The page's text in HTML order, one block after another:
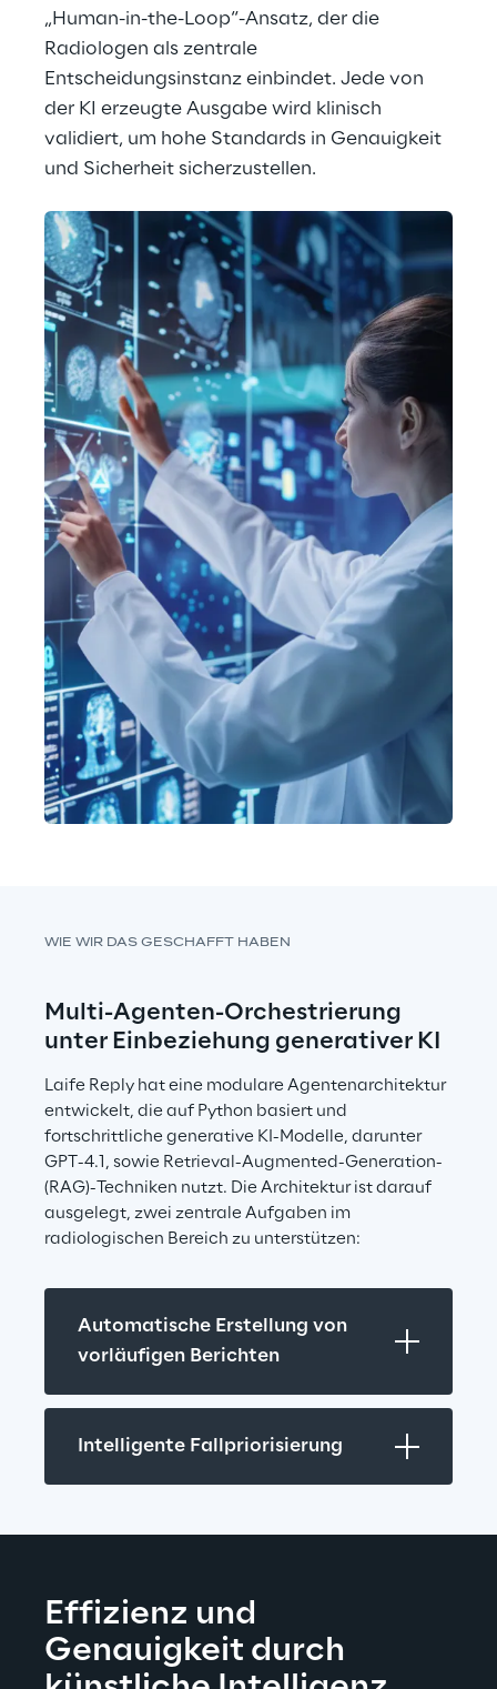
„Human-in-the-Loop“-Ansatz, der die
Radiologen als zentrale
Entscheidungsinstanz einbindet. Jede von
der KI erzeugte Ausgabe wird klinisch
validiert, um hohe Standards in Genauigkeit
und Sicherheit sicherzustellen.
WIE WIR DAS GESCHAFFT HABEN
Multi-Agenten-Orchestrierung
unter Einbeziehung generativer KI
Laife Reply hat eine modulare Agentenarchitektur
entwickelt, die auf Python basiert und
fortschrittliche generative KI-Modelle, darunter
GPT-4.1, sowie Retrieval-Augmented-Generation-
(RAG)-Techniken nutzt. Die Architektur ist darauf
ausgelegt, zwei zentrale Aufgaben im
radiologischen Bereich zu unterstützen:
Automatische Erstellung von
vorläufigen Berichten
Intelligente Fallpriorisierung
Effizienz und
Genauigkeit durch